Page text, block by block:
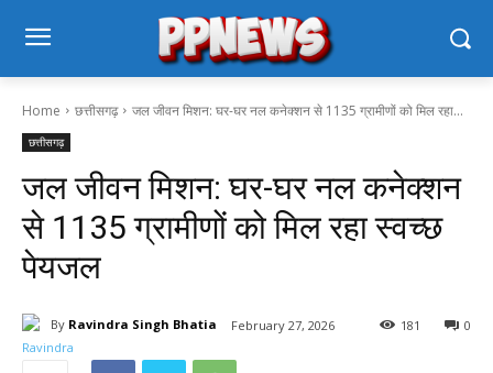
Home छत्तीसगढ़ जल जीवन मिशन: घर-घर नल कनेक्शन से 1135 ग्रामीणों को मिल रहा...
छत्तीसगढ़
जल जीवन मिशन: घर-घर नल कनेक्शन
से 1135 ग्रामीणों को मिल रहा स्वच्छ
पेयजल
By Ravindra Singh Bhatia February 27, 2026 0
181